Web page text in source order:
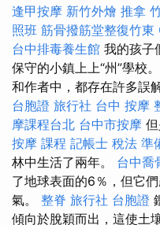
逢甲按摩 新竹外燴 推拿
照班 筋骨撥筋堂整復竹東
台中排毒養生館 我的孩子
保守的小鎮上上“州”學校
和作者中，都存在許多誤
台胞證 旅行社 台中 按摩
摩課程台北 台中市按摩
按摩 課程 記帳士 稅法 準
林中生活了兩年。 台中喬
了地球表面的6％，但它
氣。 整脊 旅行社 台胞證
傾向於脫穎而出，這使土